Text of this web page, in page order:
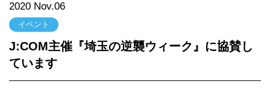
2020 Nov.06
イベント
J:COM主催『埼玉の逆襲ウィーク』に協賛し
ています